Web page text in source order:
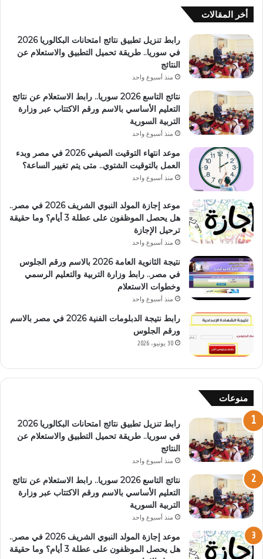
أخر المقالات
رابط تنزيل تطبيق نتائج امتحانات البكالوريا 2026
في سوريا.. طريقة تحميل التطبيق والاستعلام عن
النتائج
منذ أسبوع واحد
نتائج التاسع 2026 سوريا.. رابط الاستعلام عن نتائج
التعليم الأساسي بالاسم ورقم الاكتتاب عبر وزارة
التربية السورية
منذ أسبوع واحد
موعد انتهاء التوقيت الصيفي 2026 في مصر وبدء
العمل بالتوقيت الشتوي.. متى يتم تغيير الساعة؟
منذ أسبوع واحد
موعد إجازة المولد النبوي الشريف 2026 في مصر..
هل يحصل الموظفون على عطلة 3 أيام؟ وما حقيقة
ترحيل الإجازة
منذ أسبوع واحد
نتيجة الثانوية العامة 2026 بالاسم ورقم الجلوس
في مصر.. رابط وزارة التربية والتعليم الرسمي
وخطوات الاستعلام
منذ أسبوع واحد
رابط نتيجة الدبلومات الفنية 2026 في مصر بالاسم
ورقم الجلوس
30 يونيو، 2026
منوعات
رابط تنزيل تطبيق نتائج امتحانات البكالوريا 2026
في سوريا.. طريقة تحميل التطبيق والاستعلام عن
النتائج
منذ أسبوع واحد
نتائج التاسع 2026 سوريا.. رابط الاستعلام عن نتائج
التعليم الأساسي بالاسم ورقم الاكتتاب عبر وزارة
التربية السورية
منذ أسبوع واحد
موعد إجازة المولد النبوي الشريف 2026 في مصر..
هل يحصل الموظفون على عطلة 3 أيام؟ وما حقيقة